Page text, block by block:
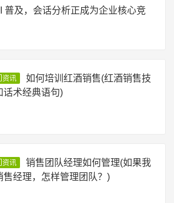
普及，会话分析正成为企业核心竞
资讯
如何培训红酒销售(红酒销售技
话术经典语句)
资讯
销售团队经理如何管理(如果我
售经理，怎样管理团队？)